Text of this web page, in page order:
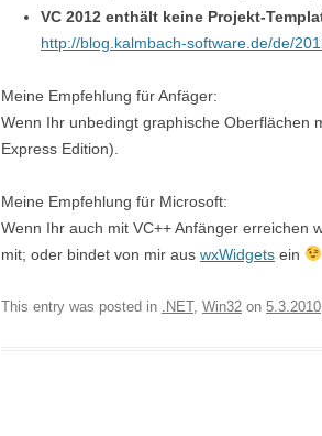
VC 2012 enthält keine Projekt-
http://blog.kalmbach-software.de/de/
Meine Empfehlung für Anfäger:
Wenn Ihr unbedingt graphische Oberflächen
Express Edition).
Meine Empfehlung für Microsoft:
Wenn Ihr auch mit VC++ Anfänger erreichen
mit; oder bindet von mir aus wxWidgets ein
This entry was posted in .NET, Win32 on 5.3.2010